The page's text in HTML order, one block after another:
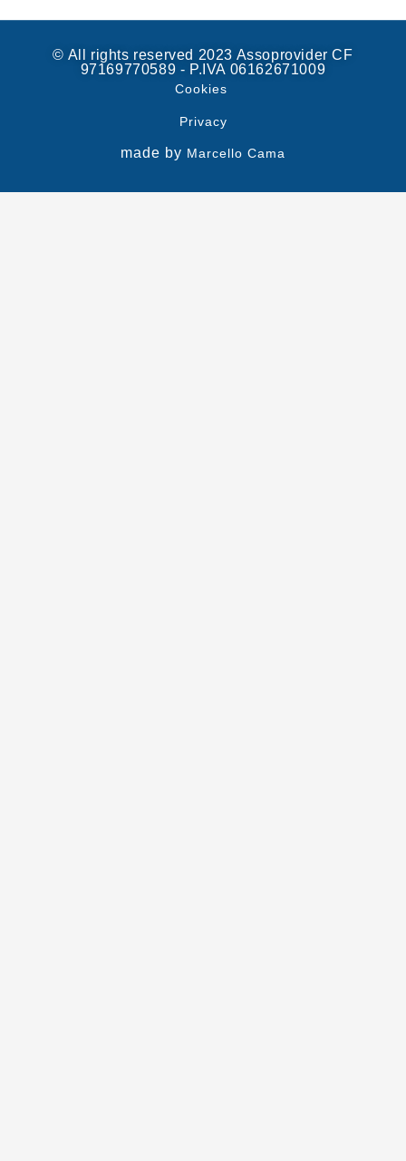
© All rights reserved 2023 Assoprovider CF
97169770589 - P.IVA 06162671009
Cookies
Privacy
made by Marcello Cama